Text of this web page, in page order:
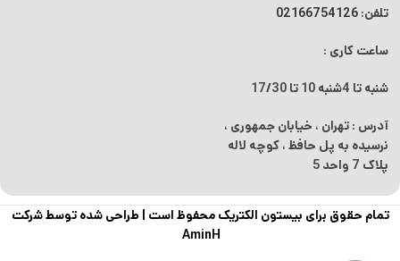
تلفن: 02166754126
ساعت کاری :
شنبه تا 4شنبه 10 تا 17/30
آدرس : تهران ، خیابان جمهوری ،
نرسیده به پل حافظ ، کوچه لاله
پلاک 7 واحد 5
تمام حقوق برای بیستون الکتریک محفوظ است | طراحی شده توسط شرکت
AminH